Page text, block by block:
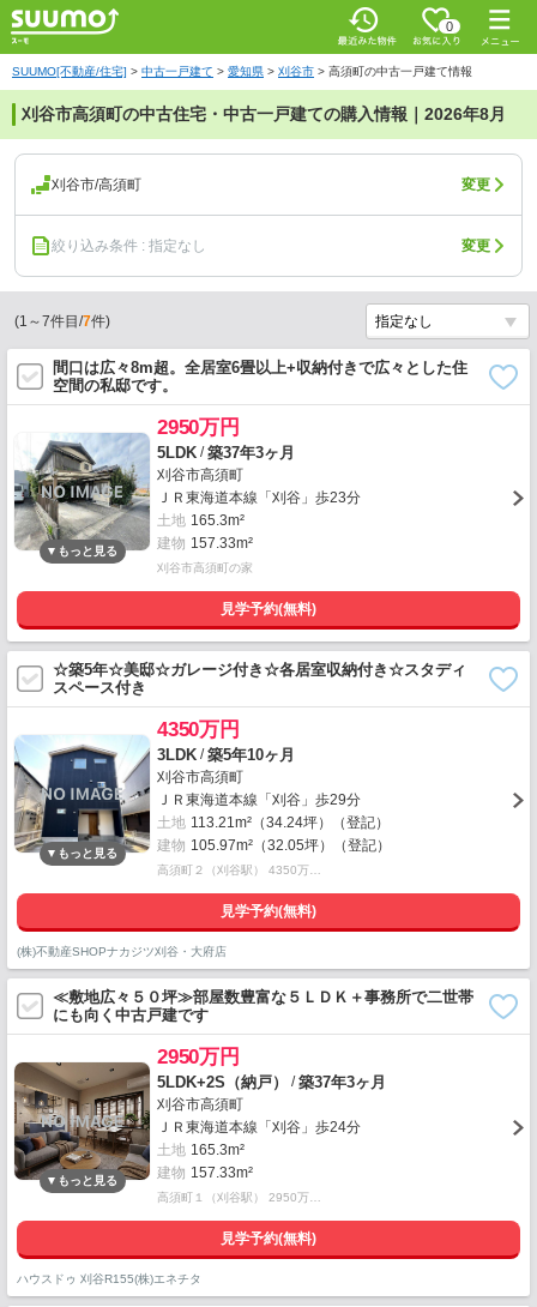
0
SUUMO[不動産/住宅] > 中古一戸建て > 愛知県 > 刈谷市 > 高須町の中古一戸建て情報
刈谷市高須町の中古住宅・中古一戸建ての購入情報｜2026年8月
刈谷市/高須町 変更
絞り込み条件 : 指定なし 変更
(1 ～7件目/7件)
間口は広々8m超。全居室6畳以上+収納付きで広々とした住
空間の私邸です。
2950万円
5LDK /築37年3ヶ月
刈谷市高須町
ＪＲ東海道本線「刈谷」歩23分
土地 165.3m²
建物 157.33m²
刈谷市高須町の家
見学予約(無料)
☆築5年☆美邸☆ガレージ付き☆各居室収納付き☆スタディ
スペース付き
4350万円
3LDK /築5年10ヶ月
刈谷市高須町
ＪＲ東海道本線「刈谷」歩29分
土地 113.21m²（34.24坪）（登記）
建物 105.97m²（32.05坪）（登記）
高須町２（刈谷駅） 4350万…
見学予約(無料)
(株)不動産SHOPナカジツ刈谷・大府店
≪敷地広々５０坪≫部屋数豊富な５ＬＤＫ＋事務所で二世帯
にも向く中古戸建です
2950万円
5LDK+2S（納戸） /築37年3ヶ月
刈谷市高須町
ＪＲ東海道本線「刈谷」歩24分
土地 165.3m²
建物 157.33m²
高須町１（刈谷駅） 2950万…
見学予約(無料)
ハウスドゥ 刈谷R155(株)エネチタ